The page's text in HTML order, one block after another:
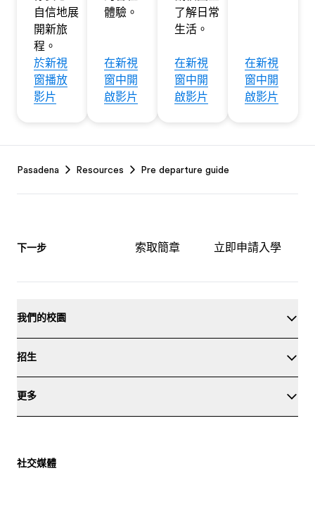
自信地展
開新旅
程。
於新視
窗播放
影片
體驗。
在新視
窗中開
啟影片
了解日常
生活。
在新視
窗中開
啟影片
在新視
窗中開
啟影片
Pasadena Resources Pre departure guide
下一步 索取簡章 立即申請入學
我們的校園
招生
更多
社交媒體